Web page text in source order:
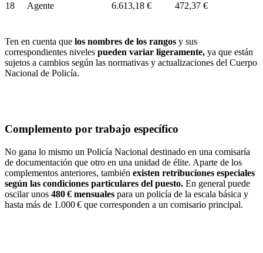
18 Agente 6.613,18 € 472,37 €
Ten en cuenta que los nombres de los rangos y sus
correspondientes niveles pueden variar ligeramente, ya que están
sujetos a cambios según las normativas y actualizaciones del Cuerpo
Nacional de Policía.
Complemento por trabajo específico
No gana lo mismo un Policía Nacional destinado en una comisaría
de documentación que otro en una unidad de élite. Aparte de los
complementos anteriores, también existen retribuciones especiales
según las condiciones particulares del puesto. En general puede
oscilar unos 480 € mensuales para un policía de la escala básica y
hasta más de 1.000 € que corresponden a un comisario principal.